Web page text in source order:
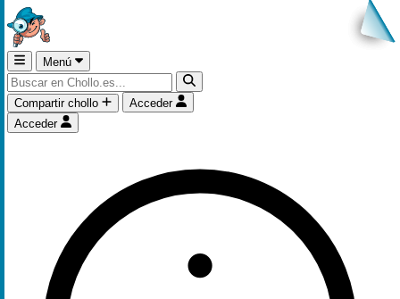
Menú
Compartir chollo
Acceder
Acceder